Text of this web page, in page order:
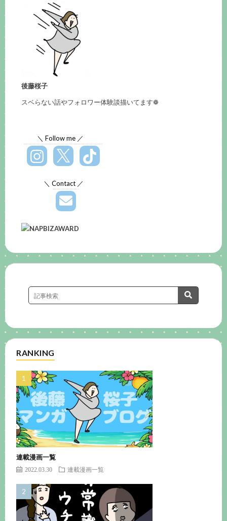
後藤桜子
スベらない話やフォロワー体験談描いてます❁
＼ Follow me ／
＼ Contact ／
RANKING
連載漫画一覧
2022.03.30 連載漫画一覧